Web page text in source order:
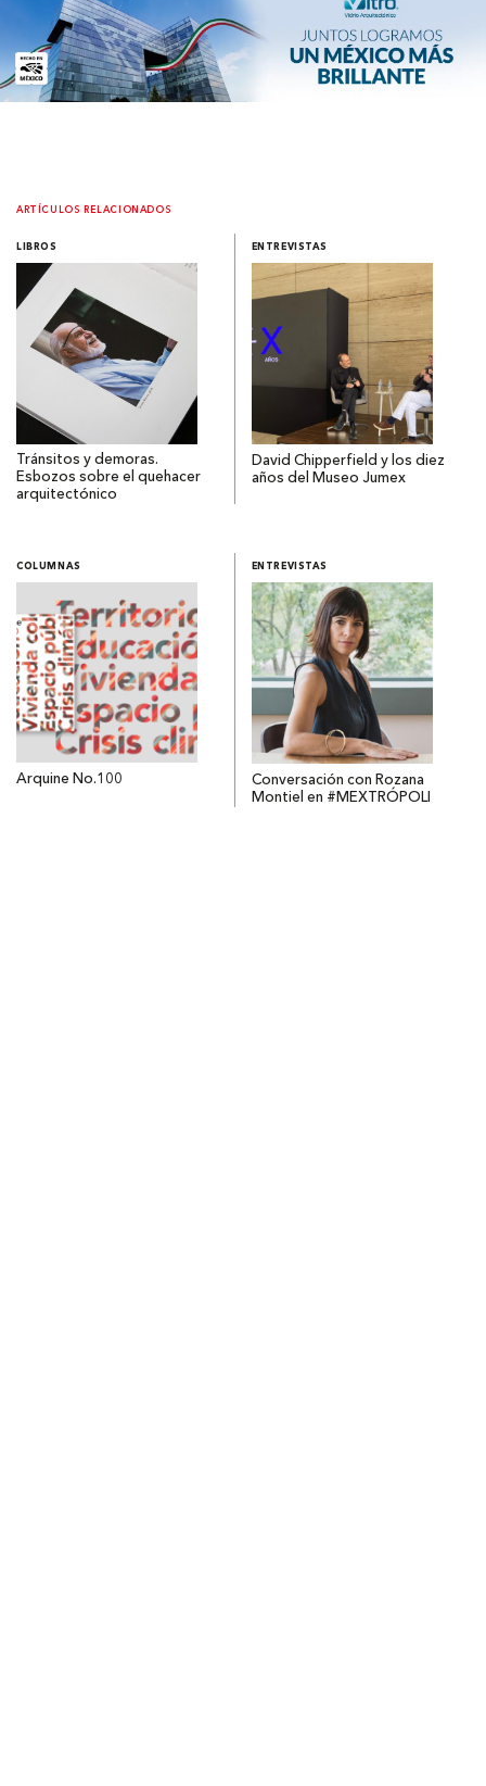
ARTÍCULOS RELACIONADOS
LIBROS
Tránsitos y demoras.
Esbozos sobre el quehacer
arquitectónico
ENTREVISTAS
David Chipperfield y los diez
años del Museo Jumex
COLUMNAS
Arquine No.100
ENTREVISTAS
Conversación con Rozana
Montiel en #MEXTRÓPOLI